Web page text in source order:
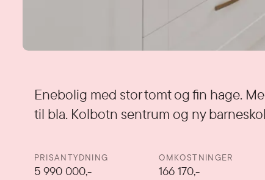
Enebolig med stor tomt og fin hage.
til bla. Kolbotn sentrum og ny
Detaljer
PRISANTYDNING
5 990 000,-
OMKOSTNINGER
166 170,-